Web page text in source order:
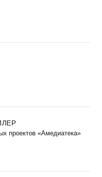
проектов «Амедиатека»